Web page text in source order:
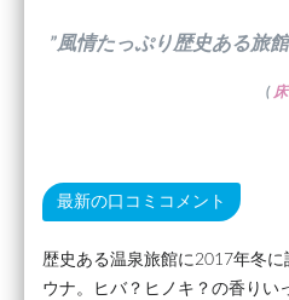
”風情たっぷり歴史ある旅
(
最新の口コミコメント
歴史ある温泉旅館に2017年冬
ウナ。ヒバ？ヒノキ？の香りい